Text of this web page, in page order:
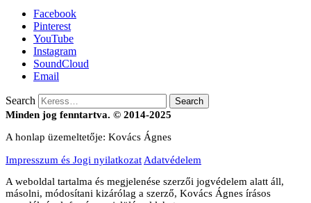
Facebook
Pinterest
YouTube
Instagram
SoundCloud
Email
Search
Minden jog fenntartva. © 2014-2025
A honlap üzemeltetője: Kovács Ágnes
Impresszum és Jogi nyilatkozat Adatvédelem
A weboldal tartalma és megjelenése szerzői jogvédelem alatt áll,
másolni, módosítani kizárólag a szerző, Kovács Ágnes írásos